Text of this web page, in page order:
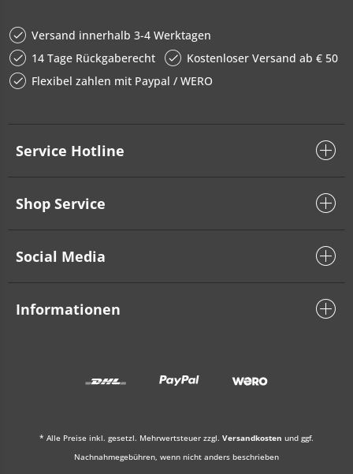
Versand innerhalb 3-4 Werktagen
14 Tage Rückgaberecht
Kostenloser Versand ab € 50
Flexibel zahlen mit Paypal / WERO
Service Hotline
Shop Service
Social Media
Informationen
* Alle Preise inkl. gesetzl. Mehrwertsteuer zzgl. Versandkosten und ggf.
Nachnahmegebühren, wenn nicht anders beschrieben